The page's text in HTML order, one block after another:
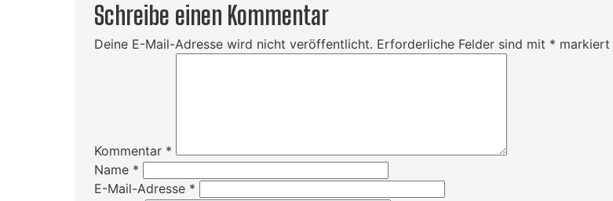
Schreibe einen Kommentar
Deine E-Mail-Adresse wird nicht veröffentlicht. Erforderliche Felder sind mit * markiert
Kommentar *
Name *
E-Mail-Adresse *